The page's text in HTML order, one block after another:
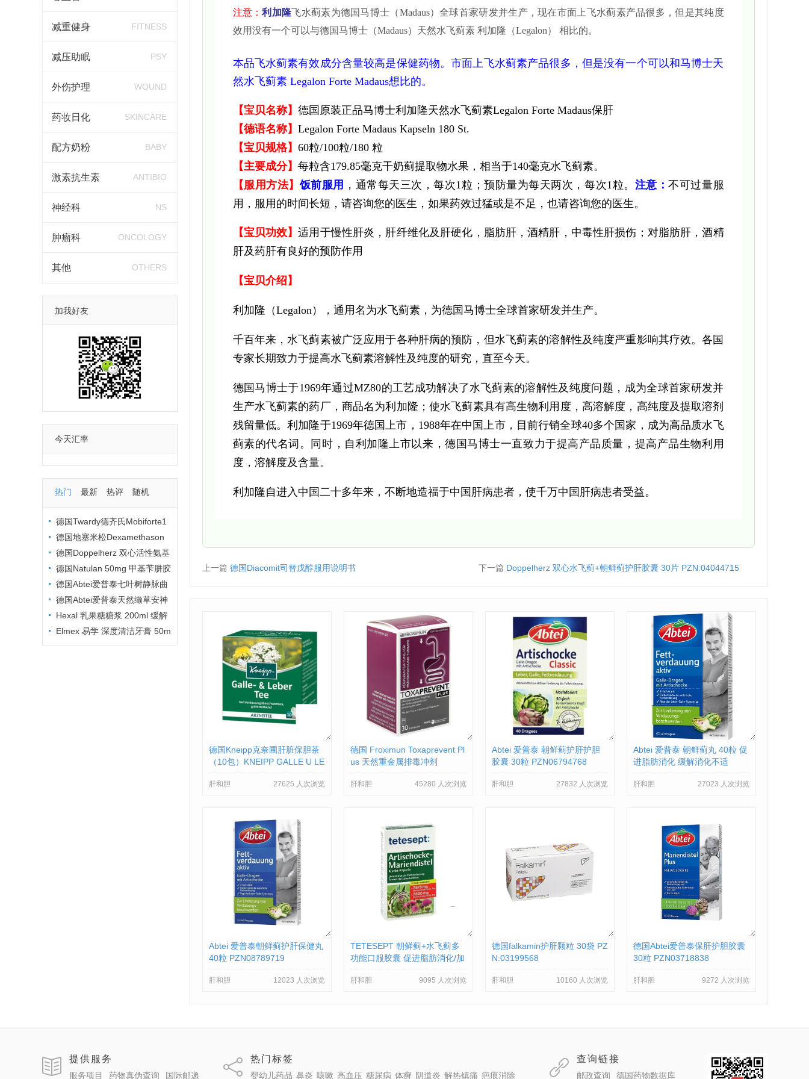
减重健身 FITNESS
减压助眠 PSY
外伤护理 WOUND
药妆日化 SKINCARE
配方奶粉 BABY
激素抗生素 ANTIBIO
神经科 NS
肿瘤科 ONCOLOGY
其他 OTHERS
加我好友
今天汇率
热门 最新 热评 随机
德国Twardy德齐氏Mobiforte1
00%纯度水解胶原蛋白粉
德国地塞米松Dexamethason
GALEN 1.5mg 100片说明书
德国Doppelherz 双心活性氨基
酸营养胶囊 30粒 PZN:1027048
5
德国Natulan 50mg 甲基苄肼胶
囊说明书
德国Abtei爱普泰七叶树静脉曲
张静脉炎美腿软膏 125ml PZN01
246499
德国Abtei爱普泰天然缬草安神
助眠片 30片 PZN00270076
Hexal 乳果糖糖浆 200ml 缓解
Elmex 易学 深度清洁牙膏 50m
l PZN:8794198
注意：利加隆飞水蓟素为德国马博士（Madaus）全球首家研发并生产，现在市面上飞水蓟素产品很多，但是其纯度
效用没有一个可以与德国马博士（Madaus）天然水飞蓟素 利加隆（Legalon） 相比的。
本品飞水蓟素有效成分含量较高是保健药物。市面上飞水蓟素产品很多，但是没有一个可以和马博士天
然水飞蓟素 Legalon Forte Madaus想比的。
【宝贝名称】 德国原装正品马博士利加隆天然水飞蓟素Legalon Forte Madaus保肝
【德语名称】 Legalon Forte Madaus Kapseln 180 St.
【宝贝规格】 60粒/100粒/180 粒
【主要成分】 每粒含179.85毫克干奶蓟提取物水果，相当于140毫克水飞蓟素。
【服用方法】饭前服用 ，通常每天三次，每次1粒；预防量为每天两次，每次1粒。 注意：不可过量服
用，服用的时间长短，请咨询您的医生，如果药效过猛或是不足，也请咨询您的医生。
【宝贝功效】适用于慢性肝炎，肝纤维化及肝硬化，脂肪肝，酒精肝，中毒性肝损伤； 对脂肪肝，酒精
肝及药肝有良好的预防作用
【宝贝介绍】
利加隆（Legalon），通用名为水飞蓟素，为德国马博士全球首家研发并生产。
千百年来，水飞蓟素被广泛应用于各种肝病的预防，但水飞蓟素的溶解性及纯度严重影响其疗效。各国
专家长期致力于提高水飞蓟素溶解性及纯度的研究，直至今天。
德国马博士于1969年通过MZ80的工艺成功解决了水飞蓟素的溶解性及纯度问题，成为全球首家研发并
生产水飞蓟素的药厂，商品名为利加隆；使水飞蓟素具有高生物利用度，高溶解度，高纯度及提取溶剂
残留量低。利加隆于1969年德国上市，1988年在中国上市，目前行销全球40多个国家，成为高品质水飞
蓟素的代名词。同时，自利加隆上市以来，德国马博士一直致力于提高产品质量，提高产品生物利用
度，溶解度及含量。
利加隆自进入中国二十多年来，不断地造福于中国肝病患者，使千万中国肝病患者受益。
上一篇 德国Diacomit司替戊醇服用说明书 下一篇 Doppelherz 双心水飞蓟+朝鲜蓟护肝胶囊 30片 PZN:04044715
德国Kneipp克奈圃肝脏保胆茶
（10包）KNEIPP GALLE U LE
肝和胆 27625 人次浏览
德国 Froximun Toxaprevent Pl
us 天然重金属排毒冲剂
肝和胆 45280 人次浏览
Abtei 爱普泰 朝鲜蓟护肝护胆
胶囊 30粒 PZN06794768
肝和胆 27832 人次浏览
Abtei 爱普泰 朝鲜蓟丸 40粒 促
进脂肪消化 缓解消化不适
肝和胆 27023 人次浏览
Abtei 爱普泰朝鲜蓟护肝保健丸
40粒 PZN08789719
肝和胆 12023 人次浏览
TETESEPT 朝鲜蓟+水飞蓟多
功能口服胶囊 促进脂肪消化/加
53
肝和胆 9095 人次浏览
德国falkamin护肝颗粒 30袋 PZ
N:03199568
肝和胆 10160 人次浏览
德国Abtei爱普泰保肝护胆胶囊
30粒 PZN03718838
肝和胆 9272 人次浏览
提供服务
服务项目 药物真伪查询 国际邮递
热门标签
婴幼儿药品 鼻炎 咳嗽 高血压 糖尿病 体癣 阴道炎 解热镇痛 疤痕消除
查询链接
邮政查询 德国药物数据库